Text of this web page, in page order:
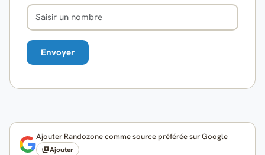
Ajouter Randozone comme source préférée sur Google
Ajouter